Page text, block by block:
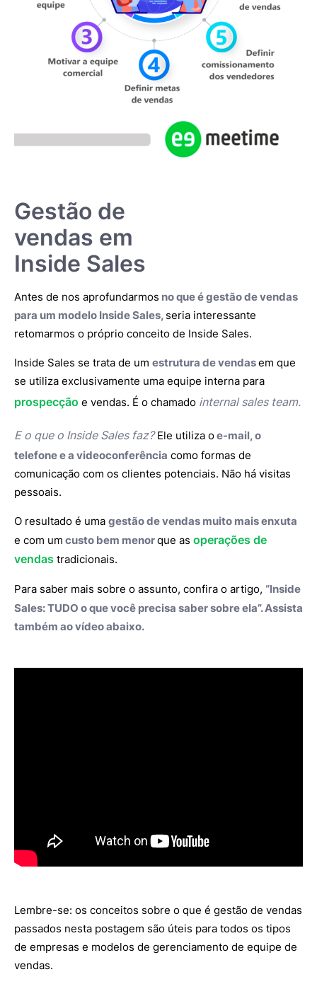
Gestão de
vendas em
Inside Sales
Antes de nos aprofundarmos no que é gestão de vendas
para um modelo Inside Sales, seria interessante
retomarmos o próprio conceito de Inside Sales.
Inside Sales se trata de um estrutura de vendasem que
se utiliza exclusivamente uma equipe interna para
prospecção e vendas. É o chamado internal sales team.
E o que o Inside Sales faz?Ele utiliza oe-mail, o
telefone e a videoconferência como formas de
comunicação com os clientes potenciais. Não há visitas
pessoais.
O resultado é uma gestão de vendas muito mais enxuta
e com um custo bem menorque as operações de
vendas tradicionais.
Para saber mais sobre o assunto, confira o artigo, “Inside
Sales: TUDO o que você precisa saber sobre ela”. Assista
também ao vídeo abaixo.
Lembre-se: os conceitos sobre o que é gestão de vendas
passados nesta postagem são úteis para todos os tipos
de empresas e modelos de gerenciamento de equipe de
vendas.